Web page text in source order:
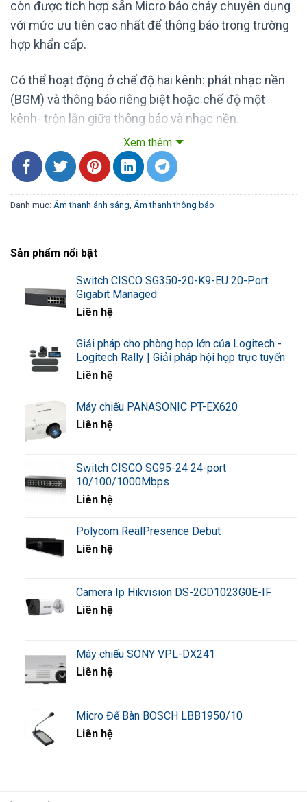
còn được tích hợp sẵn Micro báo cháy chuyên dụng
với mức ưu tiên cao nhất để thông báo trong trường
hợp khẩn cấp.
Có thể hoạt động ở chế độ hai kênh: phát nhạc nền
(BGM) và thông báo riêng biệt hoặc chế độ một
kênh- trộn lẫn giữa thông báo và nhạc nền.
Chức năng hệ thống FV-200 TOA:
Thông báo khẩn cấp.
Thông báo khẩn cấp / Thông báo chung có ngắt
FV-200RF là bộ giao tiếp micro chọn vùng chuyên
báo động điều khiển từ xa được sử dụng để kết nối
thống di tản, chuông báo 4 âm sắc.
Xem thêm
Danh mục: Âm thanh ánh sáng Âm thanh thông báo
Sản phẩm nổi bật
Switch CISCO SG350-20-K9-EU 20-Port
Gigabit Managed
Liên hệ
Giải pháp cho phòng họp lớn của Logitech -
Logitech Rally | Giải pháp hội họp trực tuyến
Liên hệ
Máy chiếu PANASONIC PT-EX620
Liên hệ
Switch CISCO SG95-24 24-port
10/100/1000Mbps
Liên hệ
Polycom RealPresence Debut
Liên hệ
Camera Ip Hikvision DS-2CD1023G0E-IF
Liên hệ
Máy chiếu SONY VPL-DX241
Liên hệ
Micro Để Bàn BOSCH LBB1950/10
Liên hệ